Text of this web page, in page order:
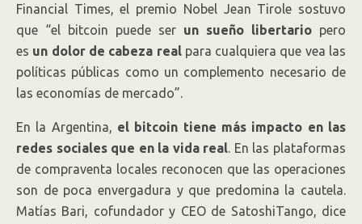
Financial Times, el premio Nobel Jean Tirole sostuvo
que “el bitcoin puede ser un sueño libertario pero
es un dolor de cabeza realpara cualquiera que vea las
políticas públicas como un complemento necesario de
las economías de mercado”.
En la Argentina, el bitcoin tiene más impacto en las
redes sociales que en la vida real. En las plataformas
de compraventa locales reconocen que las operaciones
son de poca envergadura y que predomina la cautela.
Matías Bari, cofundador y CEO de SatoshiTango, dice